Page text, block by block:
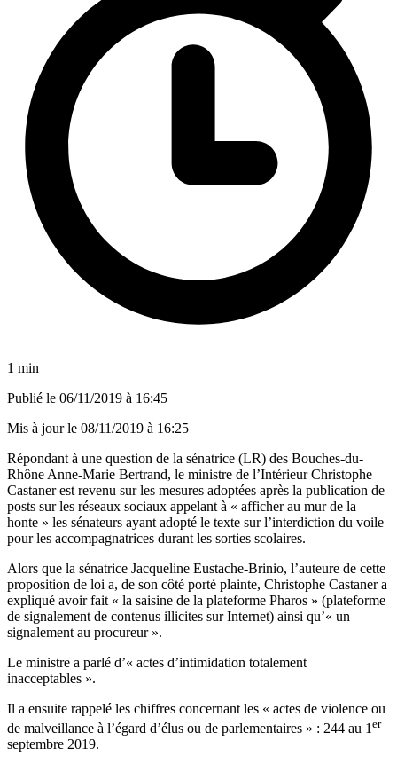
1 min
Publié le 06/11/2019 à 16:45
Mis à jour le 08/11/2019 à 16:25
Répondant à une question de la sénatrice (LR) des Bouches-du-
Rhône Anne-Marie Bertrand, le ministre de l’Intérieur Christophe
Castaner est revenu sur les mesures adoptées après la publication de
posts sur les réseaux sociaux appelant à « afficher au mur de la
honte » les sénateurs ayant adopté le texte sur l’interdiction du voile
pour les accompagnatrices durant les sorties scolaires.
Alors que la sénatrice Jacqueline Eustache-Brinio, l’auteure de cette
proposition de loi a, de son côté porté plainte, Christophe Castaner a
expliqué avoir fait « la saisine de la plateforme Pharos » (plateforme
de signalement de contenus illicites sur Internet) ainsi qu’« un
signalement au procureur ».
Le ministre a parlé d’« actes d’intimidation totalement
inacceptables ».
Il a ensuite rappelé les chiffres concernant les « actes de violence ou
de malveillance à l’égard d’élus ou de parlementaires » : 244 au 1 er
septembre 2019.